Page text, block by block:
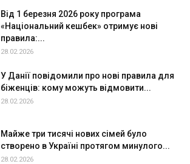
Від 1 березня 2026 року програма
«Національний кешбек» отримує нові
правила:...
28.02.2026
У Данії повідомили про нові правила для
біженців: кому можуть відмовити...
28.02.2026
Майже три тисячі нових сімей було
створено в Україні протягом минулого...
28.02.2026